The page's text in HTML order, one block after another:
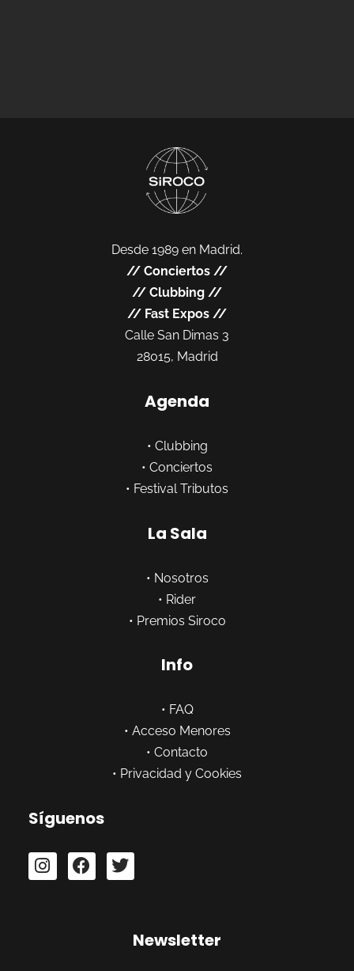
Desde 1989 en Madrid.
// Conciertos //
// Clubbing //
// Fast Expos //
Calle San Dimas 3
28015, Madrid
Agenda
• Clubbing
• Conciertos
• Festival Tributos
La Sala
• Nosotros
• Rider
• Premios Siroco
Info
• FAQ
• Acceso Menores
• Contacto
• Privacidad y Cookies
Síguenos
Newsletter